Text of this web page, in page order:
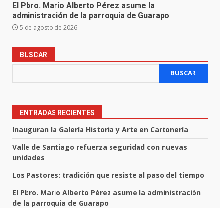
El Pbro. Mario Alberto Pérez asume la
administración de la parroquia de Guarapo
5 de agosto de 2026
BUSCAR
BUSCAR
ENTRADAS RECIENTES
Inauguran la Galería Historia y Arte en Cartonería
Valle de Santiago refuerza seguridad con nuevas
unidades
Los Pastores: tradición que resiste al paso del tiempo
El Pbro. Mario Alberto Pérez asume la administración
de la parroquia de Guarapo